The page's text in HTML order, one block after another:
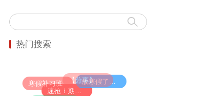
热门搜索
速抢！期中考试大礼包限量免费领！（60套名校真题＋34套全真模拟题）
【分享】让孩子在新学期进尖子班的唯一方法！家长们再不看就晚了！ 放寒假了，请不要带孩子去旅行！值得万千父母反思的好文！
寒假补习班